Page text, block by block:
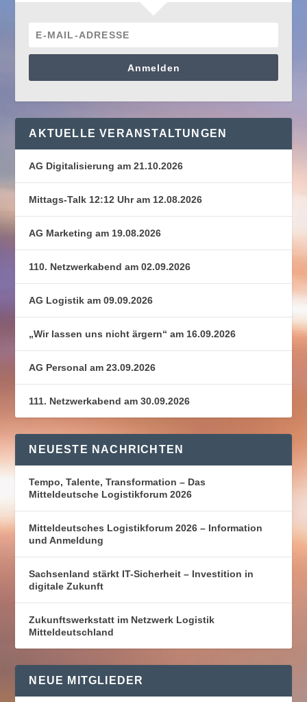
Anmelden
AKTUELLE VERANSTALTUNGEN
AG Digitalisierung am 21.10.2026
Mittags-Talk 12:12 Uhr am 12.08.2026
AG Marketing am 19.08.2026
110. Netzwerkabend am 02.09.2026
AG Logistik am 09.09.2026
„Wir lassen uns nicht ärgern“ am 16.09.2026
AG Personal am 23.09.2026
111. Netzwerkabend am 30.09.2026
NEUESTE NACHRICHTEN
Tempo, Talente, Transformation – Das
Mitteldeutsche Logistikforum 2026
Mitteldeutsches Logistikforum 2026 – Information
und Anmeldung
Sachsenland stärkt IT-Sicherheit – Investition in
digitale Zukunft
Zukunftswerkstatt im Netzwerk Logistik
Mitteldeutschland
NEUE MITGLIEDER